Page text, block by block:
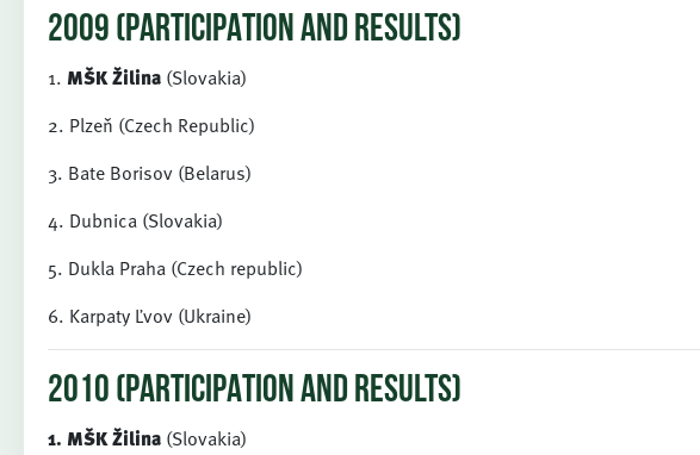
2009 (PARTICIPATION AND RESULTS)
1. MŠK Žilina (Slovakia)
2. Plzeň (Czech Republic)
3. Bate Borisov (Belarus)
4. Dubnica (Slovakia)
5. Dukla Praha (Czech republic)
6. Karpaty Ľvov (Ukraine)
2010 (PARTICIPATION AND RESULTS)
1. MŠK Žilina (Slovakia)